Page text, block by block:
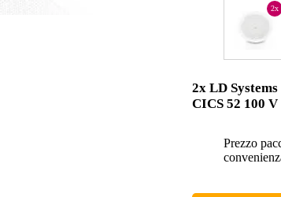
2x
2x LD
CICS 52 100 V
Prezzo